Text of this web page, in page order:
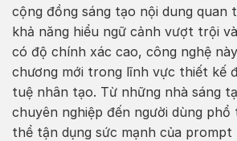
cộng đồng sáng tạo nội dung quan
khả năng hiểu ngữ cảnh vượt trội
có độ chính xác cao, công nghệ
chương mới trong lĩnh vực thiết kế
tuệ nhân tạo. Từ những nhà sáng
chuyên nghiệp đến người dùng phổ
thể tận dụng sức mạnh của prompt